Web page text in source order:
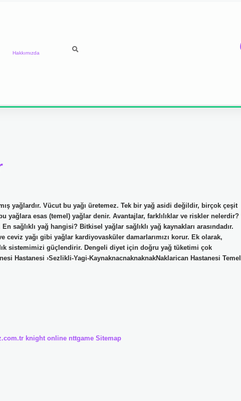
Hakkımızda
yağlardır. Vücut bu yağı üretemez. Tek bir yağ asidi değildir, birçok çeşit
yağlara esas (temel) yağlar denir. Avantajlar, farklılıklar ve riskler nelerdir?
sağlıklı yağ hangisi? Bitkisel yağlar sağlıklı yağ kaynakları arasındadır.
ceviz yağı gibi yağlar kardiyovasküler damarlarımızı korur. Ek olarak,
sistemimizi güçlendirir. Dengeli diyet için doğru yağ tüketimi çok
Hastanesi ›Sezlikli-Yagi-KaynaknacnaknaknakNaklarican Hastanesi Temel
knight online nttgame Sitemap